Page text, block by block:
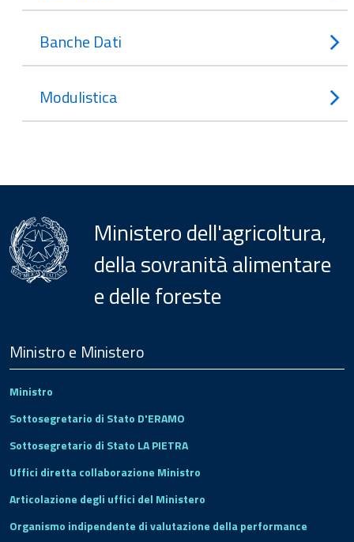
Banche Dati
Modulistica
Ministero dell'agricoltura,
della sovranità alimentare
e delle foreste
Footer
Ministro e Ministero
Ministro
Sottosegretario di Stato D'ERAMO
Sottosegretario di Stato LA PIETRA
Uffici diretta collaborazione Ministro
Articolazione degli uffici del Ministero
Organismo indipendente di valutazione della performance